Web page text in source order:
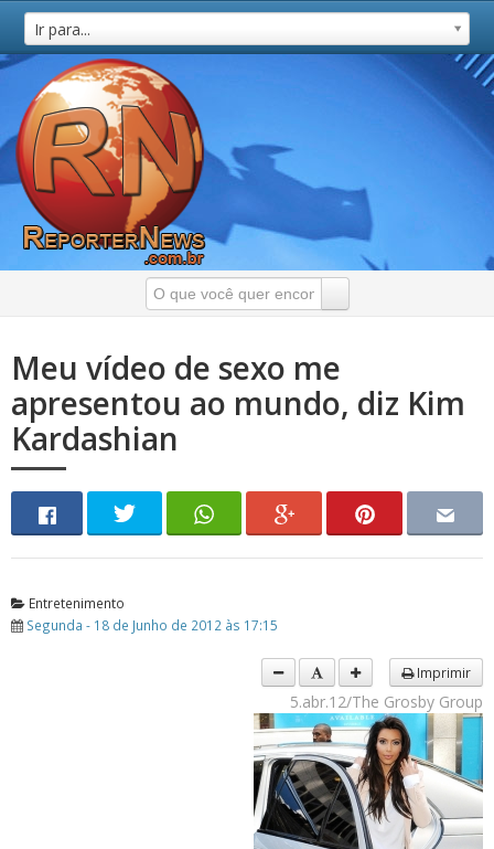
Ir para...
Meu vídeo de sexo me
apresentou ao mundo, diz Kim
Kardashian
Entretenimento
Segunda - 18 de Junho de 2012 às 17:15
Imprimir
5.abr.12/The Grosby Group